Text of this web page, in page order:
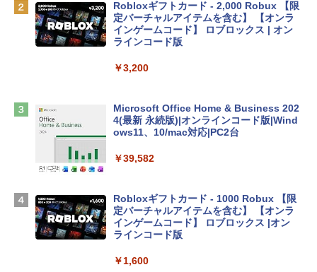
tomtoc 360°保護 15.6 16インチ パソコ
book Lenovo対応
Apple 2026 MacBook Air M5チップ搭載
igence、13.6インチLiquid Retinaディ
ラ、Touch ID - ミッドナイト + 3年延長
AppleCare+ for 13インチMacBook Air
(M5)|ダウンロード版
￥347,600
Robloxギフトカード - 2,000 Robux 【限
定バーチャルアイテムを含む】 【オンラ
インゲームコード】 ロブロックス | オン
ラインコード版
￥3,200
Microsoft Office Home & Business 202
4(最新 永続版)|オンラインコード版|Wind
ows11、10/mac対応|PC2台
￥39,582
Robloxギフトカード - 1000 Robux 【限
定バーチャルアイテムを含む】 【オンラ
インゲームコード】 ロブロックス |オン
ラインコード版
￥1,600